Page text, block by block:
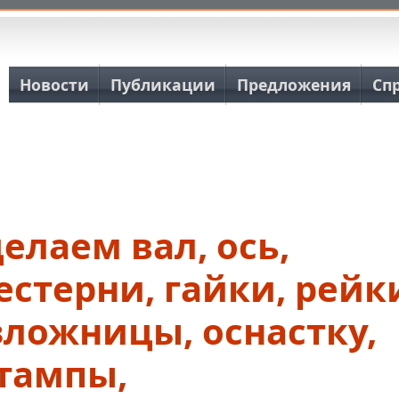
Основная навигация
Новости Публикации Предложения
вал, ось,
гайки,
оснастку,